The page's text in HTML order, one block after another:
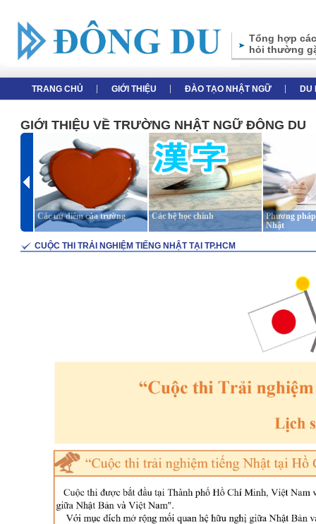
Tổng hợp
hỏi thường
TRANG CHỦ GIỚI THIỆU ĐÀO TẠO NHẬT NGỮ DU
GIỚI THIỆU VỀ TRƯỜNG NHẬT NGỮ ĐÔNG DU
Các ưu điểm của trường Các hệ học chính
Phương
Nhật
CUỘC THI TRẢI NGHIỆM TIẾNG NHẬT TẠI TP.HCM